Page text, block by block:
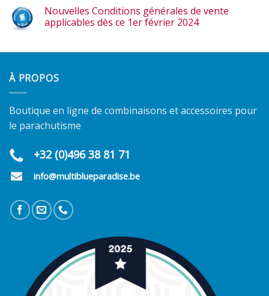
Nouvelles Conditions générales de vente
applicables dès ce 1er février 2024
À PROPOS
Boutique en ligne de combinaisons et accessoires pour
le parachutisme
+32 (0)496 38 81 71
info@multiblueparadise.be